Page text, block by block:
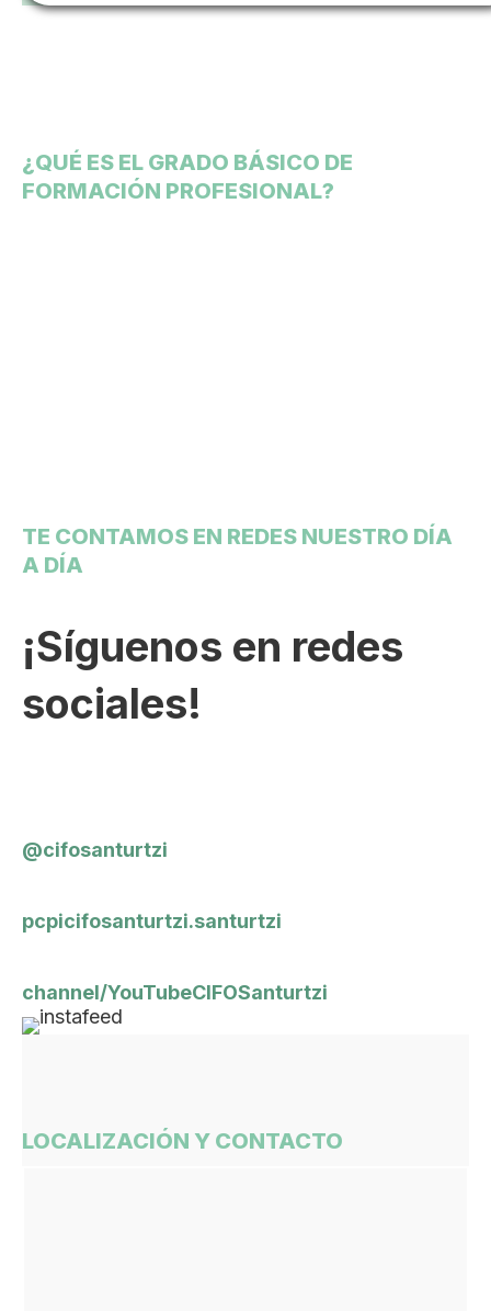
¿QUÉ ES EL GRADO BÁSICO DE
FORMACIÓN PROFESIONAL?
TE CONTAMOS EN REDES NUESTRO DÍA
A DÍA
¡Síguenos en redes
sociales!
@cifosanturtzi
pcpicifosanturtzi.santurtzi
channel/YouTubeCIFOSanturtzi
LOCALIZACIÓN Y CONTACTO